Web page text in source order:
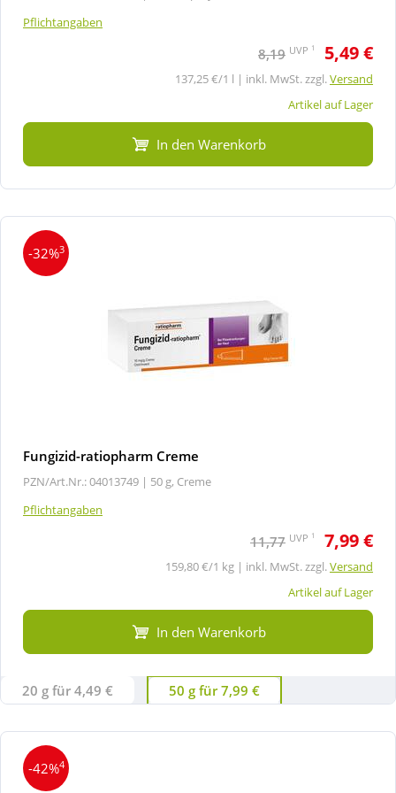
Pflichtangaben
8,19 UVP 1 5,49 €
137,25 €/1 l | inkl. MwSt. zzgl.Versand
Artikel auf Lager
In den Warenkorb
-32%3
Fungizid-ratiopharm Creme
PZN/Art.Nr.: 04013749 | 50 g, Creme
Pflichtangaben
11,77 UVP 1 7,99 €
159,80 €/1 kg | inkl. MwSt. zzgl.Versand
Artikel auf Lager
In den Warenkorb
20 g für 4,49 € 50 g für 7,99 €
-42%4